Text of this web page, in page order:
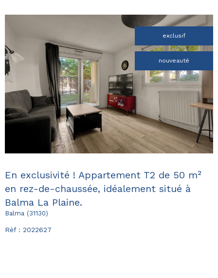
exclusif
nouveauté
En exclusivité ! Appartement T2 de 50 m²
en rez-de-chaussée, idéalement situé à
Balma La Plaine.
Balma (31130)
Réf : 2022627